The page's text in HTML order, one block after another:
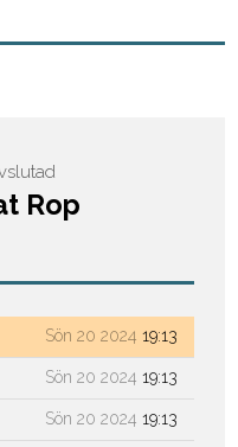
Rop
Sön 20 2024 19:13
Sön 20 2024 19:13
Sön 20 2024 19:13